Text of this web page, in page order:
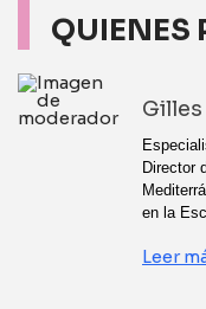
QUIENES
Director
en la
Leer